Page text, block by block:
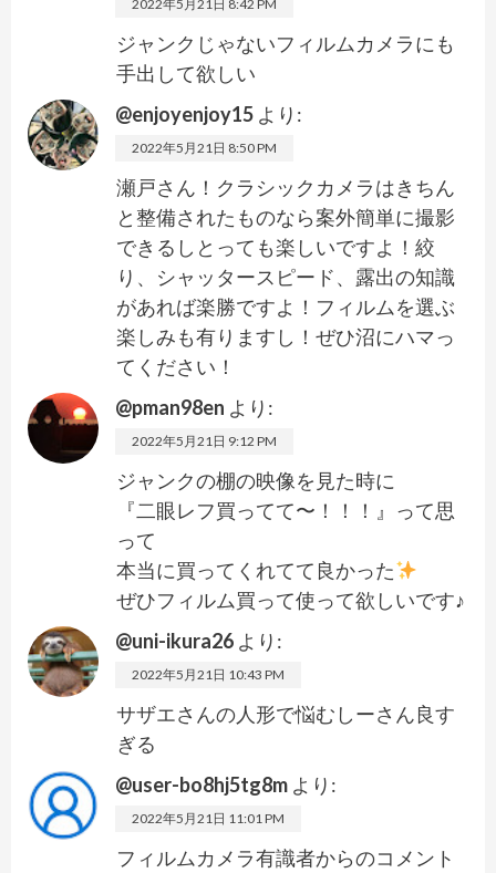
2022年5月21日 8:42 PM
ジャンクじゃないフィルムカメラにも
手出して欲しい
@enjoyenjoy15 より:
2022年5月21日 8:50 PM
瀬戸さん！クラシックカメラはきちん
と整備されたものなら案外簡単に撮影
できるしとっても楽しいですよ！絞
り、シャッタースピード、露出の知識
があれば楽勝ですよ！フィルムを選ぶ
楽しみも有りますし！ぜひ沼にハマっ
てください！
@pman98en より:
2022年5月21日 9:12 PM
ジャンクの棚の映像を見た時に
『二眼レフ買ってて〜！！！』って思
って
本当に買ってくれてて良かった
ぜひフィルム買って使って欲しいです♪
@uni-ikura26 より:
2022年5月21日 10:43 PM
サザエさんの人形で悩むしーさん良す
ぎる
@user-bo8hj5tg8m より:
2022年5月21日 11:01 PM
フィルムカメラ有識者からのコメント